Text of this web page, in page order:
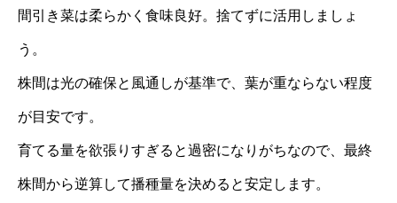
間引き菜は柔らかく食味良好。捨てずに活用しましょ
う。
株間は光の確保と風通しが基準で、葉が重ならない程度
が目安です。
育てる量を欲張りすぎると過密になりがちなので、最終
株間から逆算して播種量を決めると安定します。